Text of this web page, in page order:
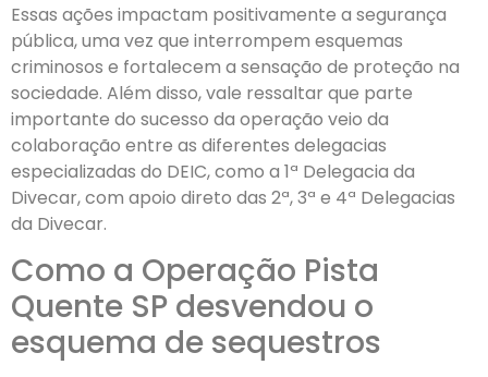
Essas ações impactam positivamente a segurança
pública, uma vez que interrompem esquemas
criminosos e fortalecem a sensação de proteção na
sociedade. Além disso, vale ressaltar que parte
importante do sucesso da operação veio da
colaboração entre as diferentes delegacias
especializadas do DEIC, como a 1ª Delegacia da
Divecar, com apoio direto das 2ª, 3ª e 4ª Delegacias
da Divecar.
Como a Operação Pista
Quente SP desvendou o
esquema de sequestros